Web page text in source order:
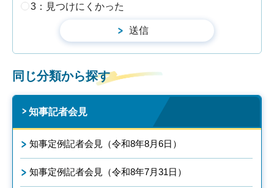
3：見つけにくかった
同じ分類から探す
知事記者会見
知事定例記者会見（令和8年8月6日）
知事定例記者会見（令和8年7月31日）